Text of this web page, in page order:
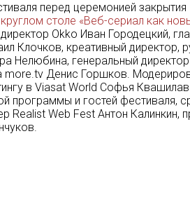
перед церемонией закрытия
столе «Веб-сериал как
Okko Иван Городецкий,
Клочков, креативный директор,
Нелюбина, генеральный
more.tv Денис Горшков.
в Viasat World Софья
программы и гостей фестиваля,
Realist Web Fest Антон